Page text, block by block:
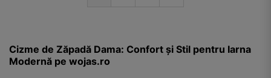
Cizme de Zăpadă Dama: Confort și Stil pentru Iarna
Modernă pe wojas.ro